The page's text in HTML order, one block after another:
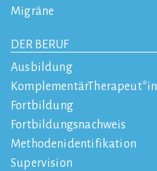
Migräne
DER BERUF
Ausbildung
KomplementärTherapeut*in
Fortbildung
Fortbildungsnachweis
Methodenidentifikation
Supervision